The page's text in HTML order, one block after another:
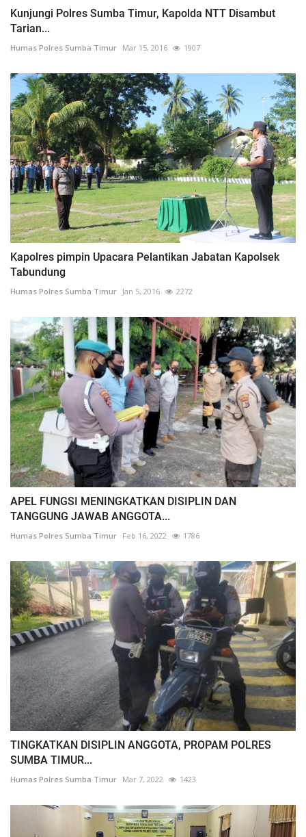
Kunjungi Polres Sumba Timur, Kapolda NTT Disambut
Tarian...
Humas Polres Sumba Timur Mar 15, 2016 1907
Kapolres pimpin Upacara Pelantikan Jabatan Kapolsek
Tabundung
Humas Polres Sumba Timur Jan 5, 2016 2272
APEL FUNGSI MENINGKATKAN DISIPLIN DAN
TANGGUNG JAWAB ANGGOTA...
Humas Polres Sumba Timur Feb 16, 2022 1786
TINGKATKAN DISIPLIN ANGGOTA, PROPAM POLRES
SUMBA TIMUR...
Humas Polres Sumba Timur Mar 7, 2022 1423